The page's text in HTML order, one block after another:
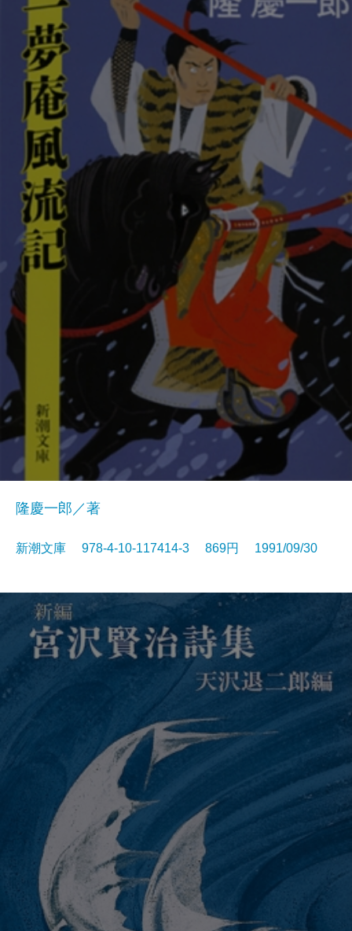
隆慶一郎／著
新潮文庫 978-4-10-117414-3 869円 1991/09/30